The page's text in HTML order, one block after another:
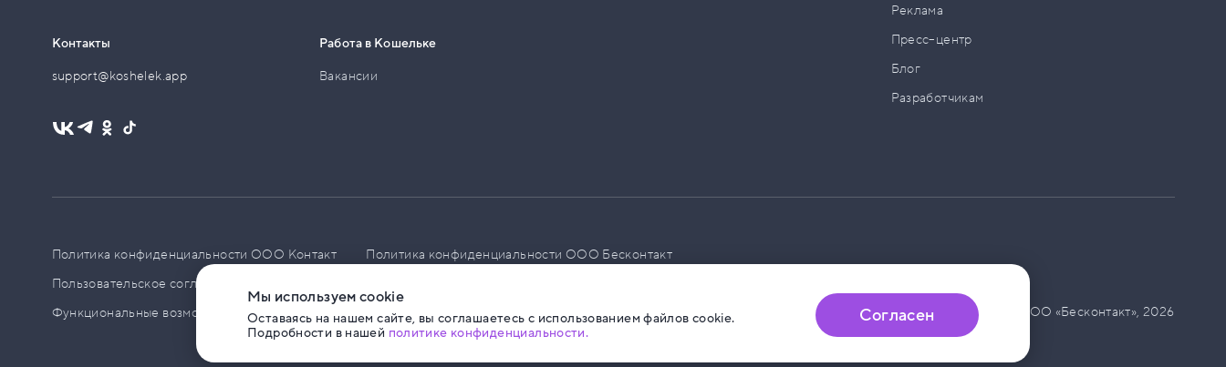
Контакты
support@koshelek.app
Работа в Кошельке
Вакансии
Реклама
Пресс–центр
Блог
Разработчикам
Политика конфиденциальности ООО Контакт
Политика конфиденциальности ООО Бесконтакт
Пользовательское соглашение
Функциональные возможности ПО
© ООО «Бесконтакт», 2026
Мы используем cookie
Оставаясь на нашем сайте, вы соглашаетесь с использованием файлов cookie.
Подробности в нашей политике конфиденциальности.
Согласен